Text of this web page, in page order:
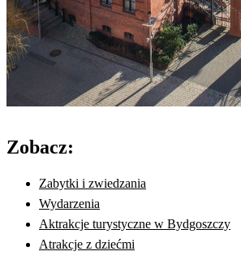
Zobacz:
Zabytki i zwiedzania
Wydarzenia
Aktrakcje turystyczne w Bydgoszczy
Atrakcje z dziećmi